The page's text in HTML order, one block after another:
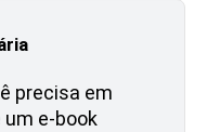
precisa em
e-book